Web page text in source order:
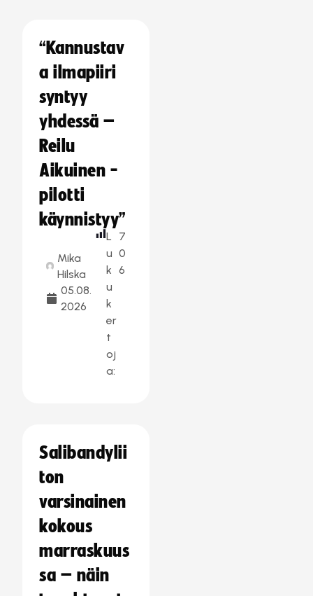
“Kannustav
a ilmapiiri
syntyy
yhdessä –
Reilu
Aikuinen -
pilotti
käynnistyy”
Mika
Hilska
05.08.
2026
L
u
k
u
k
er
t
oj
a:
7
0
6
Salibandylii
ton
varsinainen
kokous
marraskuus
sa – näin